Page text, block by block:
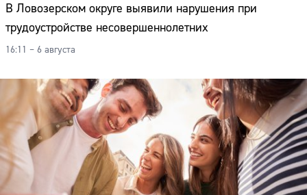
В Ловозерском округе выявили нарушения при
трудоустройстве несовершеннолетних
16:11 – 6 августа